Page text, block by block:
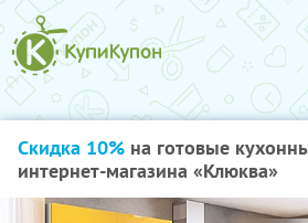
Скидка 10% на готовые
интернет-магазина «Клюква»